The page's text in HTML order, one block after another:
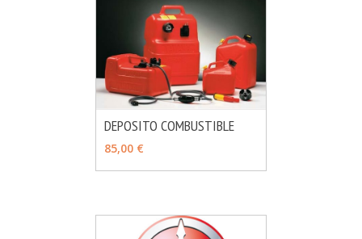
DEPOSITO COMBUSTIBLE
85,00 €